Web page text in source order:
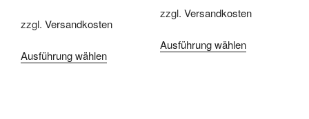
zzgl. Versandkosten
Ausführung wählen
zzgl. Versandkosten
Ausführung wählen